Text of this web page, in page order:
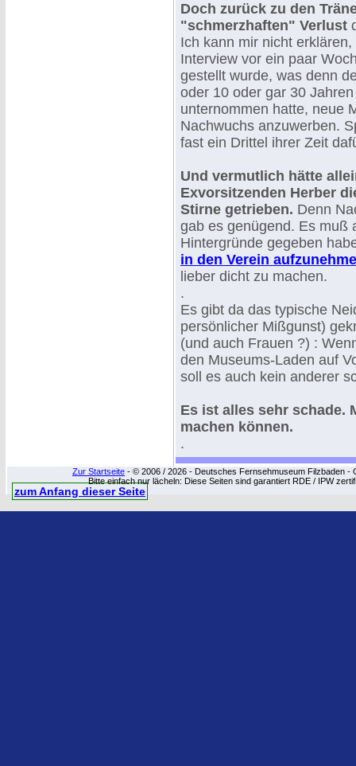
Doch zurück zu den
"schmerzhaften" Verlust
Ich kann mir nicht
Interview vor ein paar
gestellt wurde, was denn
oder 10 oder gar 30
unternommen hatte, neue
Nachwuchs anzuwerben.
fast ein Drittel ihrer Zeit
Und vermutlich hätte
Exvorsitzenden Herber
Stirne getrieben. Denn
gab es genügend. Es muß
Hintergründe gegeben
in den Verein
lieber dicht zu machen.
.
Es gibt da das typische
persönlicher Mißgunst)
(und auch Frauen ?) :
den Museums-Laden auf
soll es auch kein anderer
Es ist alles sehr schade.
machen können.
.
Zur Startseite - © 2006 / 2026 - Deutsches Fernsehmuseum Filzbaden -
Bitte einfach nur lächeln: Diese Seiten sind garantiert RDE / IPW
zum Anfang dieser Seite